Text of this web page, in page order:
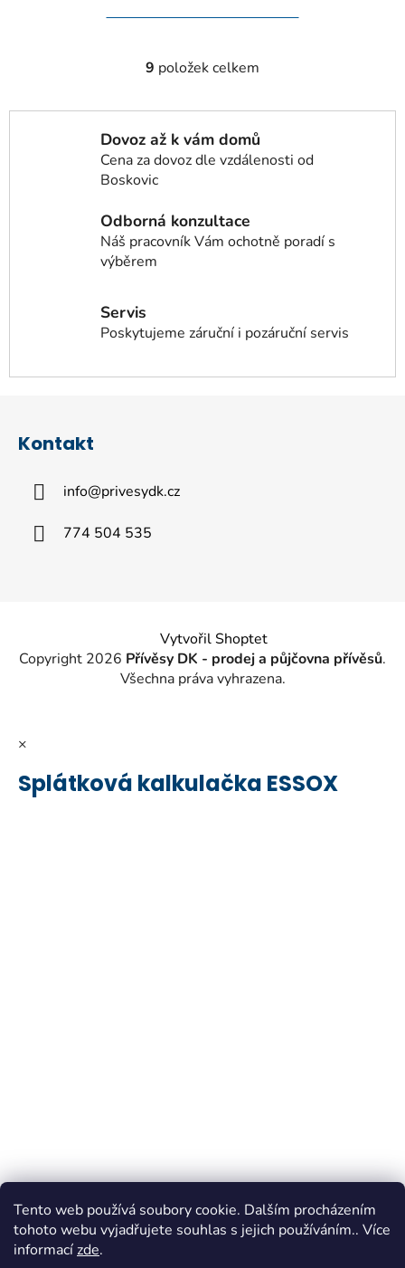
Tento web používá soubory cookie. Dalším procházením
tohoto webu vyjadřujete souhlas s jejich používáním.. Více
informacízde.
O
l
á
d
í
p
v
p
9 položek celkem
Dovoz až k vám domů
Cena za dovoz dle vzdálenosti od
Boskovic
Odborná konzultace
Náš pracovník Vám ochotně poradí s
výběrem
Servis
Poskytujeme záruční i pozáruční servis
Kontakt
info@privesydk.cz
774 504 535
Vytvořil Shoptet
Copyright 2026 Přívěsy DK - prodej a půjčovna přívěsů.
Všechna práva vyhrazena.
×
Splátková kalkulačka ESSOX